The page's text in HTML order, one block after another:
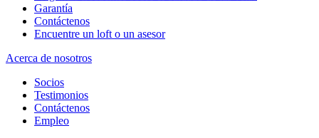
Garantía
Contáctenos
Encuentre un loft o un asesor
Acerca de nosotros
Socios
Testimonios
Contáctenos
Empleo